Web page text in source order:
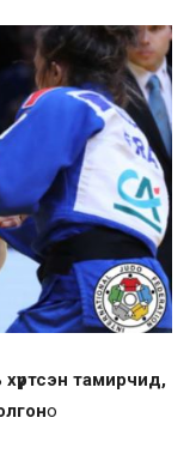
тамирчид,
о